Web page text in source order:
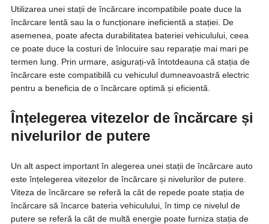
Utilizarea unei stații de încărcare incompatibile poate duce la
încărcare lentă sau la o funcționare ineficientă a stației. De
asemenea, poate afecta durabilitatea bateriei vehiculului, ceea
ce poate duce la costuri de înlocuire sau reparație mai mari pe
termen lung. Prin urmare, asigurați-vă întotdeauna că stația de
încărcare este compatibilă cu vehiculul dumneavoastră electric
pentru a beneficia de o încărcare optimă și eficientă.
Înțelegerea vitezelor de încărcare și
nivelurilor de putere
Un alt aspect important în alegerea unei stații de încărcare auto
este înțelegerea vitezelor de încărcare și nivelurilor de putere.
Viteza de încărcare se referă la cât de repede poate stația de
încărcare să încarce bateria vehiculului, în timp ce nivelul de
putere se referă la cât de multă energie poate furniza stația de